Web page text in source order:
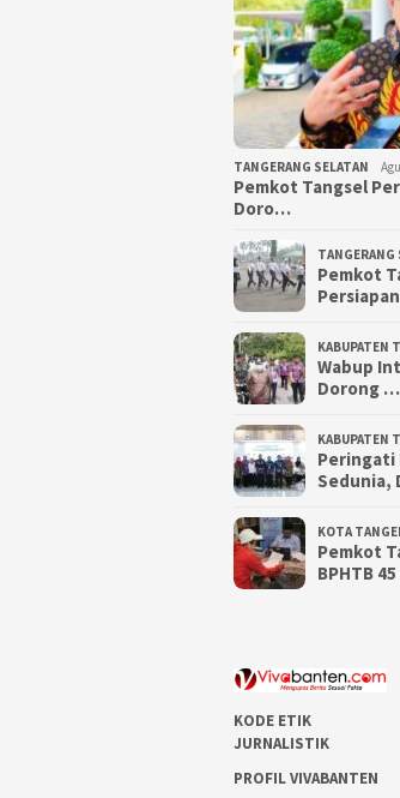
TANGERANG SELATAN
Pemkot Tangsel
Doro…
TANGERANG
Pemkot
KABUPATEN
Wabup
Dorong …
KABUPATEN
Peringati
Sedunia,
KOTA
Pemkot
BPHTB
KODE ETIK
JURNALISTIK
PROFIL VIVABANTEN